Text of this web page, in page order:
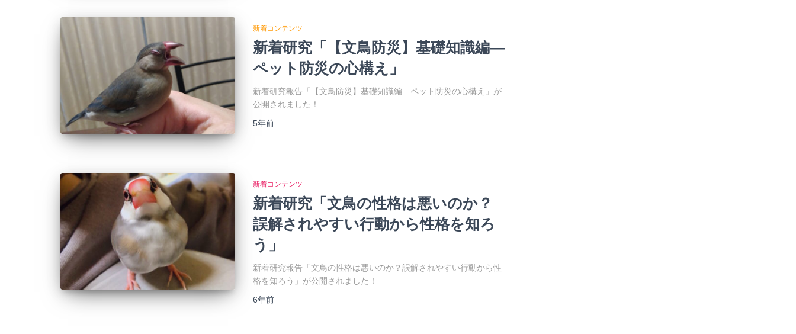
新着コンテンツ
新着研究「【文鳥防災】基礎知識編―
ペット防災の心構え」
新着研究報告「【文鳥防災】基礎知識編―ペット防災の心構え」が
公開されました！
5年前
新着コンテンツ
新着研究「文鳥の性格は悪いのか？
誤解されやすい行動から性格を知ろ
う」
新着研究報告「文鳥の性格は悪いのか？誤解されやすい行動から性
格を知ろう」が公開されました！
6年前